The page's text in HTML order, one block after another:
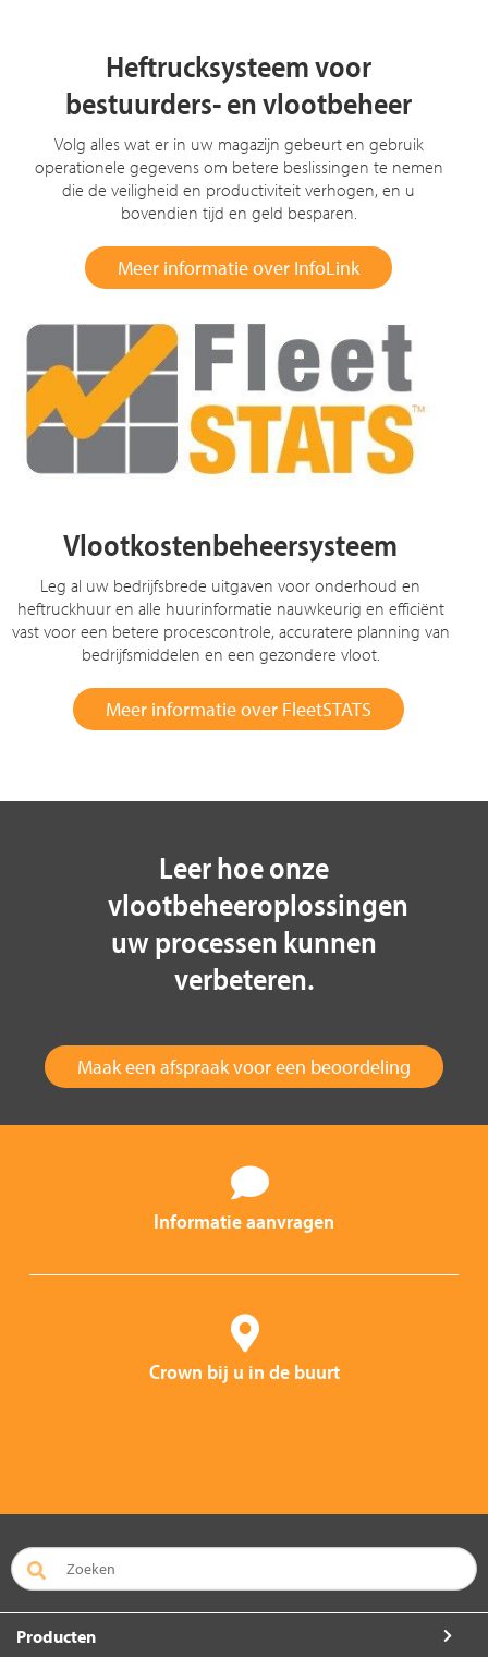
Heftrucksysteem voor
bestuurders- en vlootbeheer
Volg alles wat er in uw magazijn gebeurt en gebruik
operationele gegevens om betere beslissingen te nemen
die de veiligheid en productiviteit verhogen, en u
bovendien tijd en geld besparen.
Meer informatie over InfoLink
Vlootkostenbeheersysteem
Leg al uw bedrijfsbrede uitgaven voor onderhoud en
heftruckhuur en alle huurinformatie nauwkeurig en efficiënt
vast voor een betere procescontrole, accuratere planning van
bedrijfsmiddelen en een gezondere vloot.
Meer informatie over FleetSTATS
Leer hoe onze
vlootbeheeroplossingen
uw processen kunnen
verbeteren.
Maak een afspraak voor een beoordeling
Informatie aanvragen
Crown bij u in de buurt
Producten